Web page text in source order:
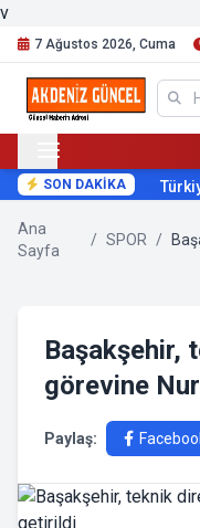
v
7 Ağustos 2026, Cuma
SON DAKİKA
Ana
Sayfa
/ SPOR /
Başakşehir,
görevine
Paylaş: